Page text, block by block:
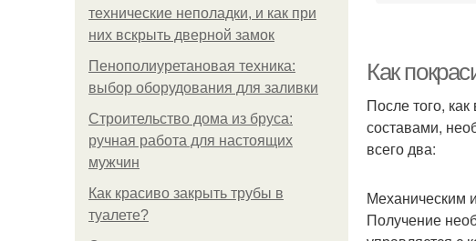
технические неполадки, и как при
них вскрыть дверной замок
Пенополиуретановая техника:
выбор оборудования для заливки
Строительство дома из бруса:
ручная работа для настоящих
мужчин
Как красиво закрыть трубы в
туалете?
Как
После того,
составами,
всего два:
Механическим
Получение